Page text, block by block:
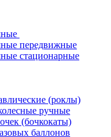
передвижные
стационарные
(роклы)
ручные
(бочкокаты)
баллонов